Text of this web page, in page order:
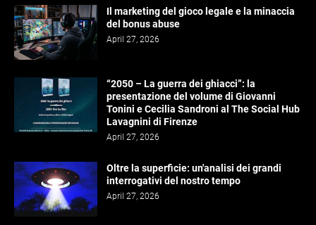
Il marketing del gioco legale e la minaccia
del bonus abuse
April 27, 2026
“2050 – La guerra dei ghiacci”: la
presentazione del volume di Giovanni
Tonini e Cecilia Sandroni al The Social Hub
Lavagnini di Firenze
April 27, 2026
Oltre la superficie: un'analisi dei grandi
interrogativi del nostro tempo
April 27, 2026